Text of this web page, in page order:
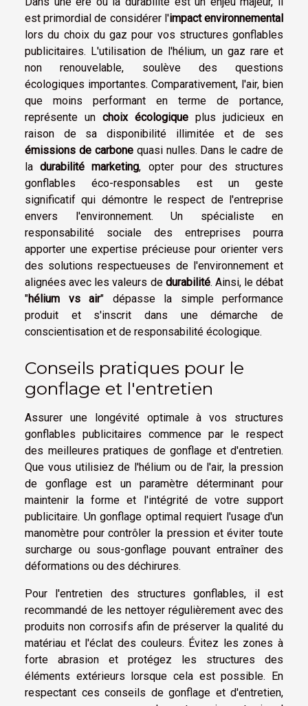
est primordial de considérer l'impact environnemental
lors du choix du gaz pour vos structures gonflables
publicitaires. L'utilisation de l'hélium, un gaz rare et
non renouvelable, soulève des questions
écologiques importantes. Comparativement, l'air, bien
que moins performant en terme de portance,
représente un choix écologique plus judicieux en
raison de sa disponibilité illimitée et de ses
émissions de carbonequasi nulles. Dans le cadre de
ladurabilité marketing, opter pour des structures
gonflables éco-responsables est un geste
significatif qui démontre le respect de l'entreprise
envers l'environnement. Un spécialiste en
responsabilité sociale des entreprises pourra
apporter une expertise précieuse pour orienter vers
des solutions respectueuses de l'environnement et
alignées avec les valeurs de durabilité. Ainsi, le débat
"hélium vs air" dépasse la simple performance
produit et s'inscrit dans une démarche de
conscientisation et de responsabilité écologique.
Conseils pratiques pour le
gonflage et l'entretien
Assurer une longévité optimale à vos structures
gonflables publicitaires commence par le respect
des meilleures pratiques de gonflage et d'entretien.
Que vous utilisiez de l'hélium ou de l'air, la pression
de gonflage est un paramètre déterminant pour
maintenir la forme et l'intégrité de votre support
publicitaire. Un gonflage optimal requiert l'usage d'un
manomètre pour contrôler la pression et éviter toute
surcharge ou sous-gonflage pouvant entraîner des
déformations ou des déchirures.
Pour l'entretien des structures gonflables, il est
recommandé de les nettoyer régulièrement avec des
produits non corrosifs afin de préserver la qualité du
matériau et l'éclat des couleurs. Évitez les zones à
forte abrasion et protégez les structures des
éléments extérieurs lorsque cela est possible. En
respectant ces conseils de gonflage et d'entretien,